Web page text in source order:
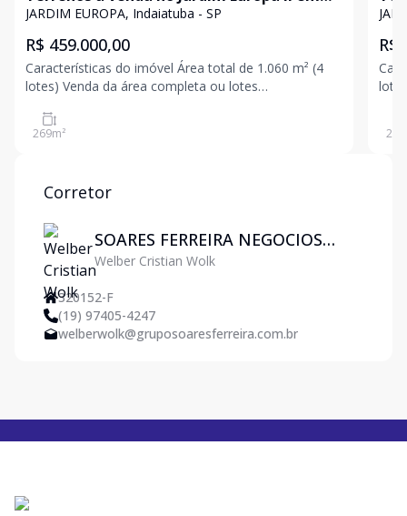
Indaiatuba | Vista permanente para o lago
JARDIM EUROPA, Indaiatuba - SP
R$ 459.000,00
Características do imóvel Área total de 1.060 m² (4
lotes) Venda da área completa ou lotes
Terraplanagem já executada Topografia excelente
para construção Vista privilegiada e definitiva Fácil
269m²
R$
lotes) Venda da área
277
Corretor
SOARES FERREIRA NEGOCIOS
IMOBILIARIOS LTDA
Welber Cristian Wolk
320152-F
(19) 97405-4247
welberwolk@gruposoaresferreira.com.br